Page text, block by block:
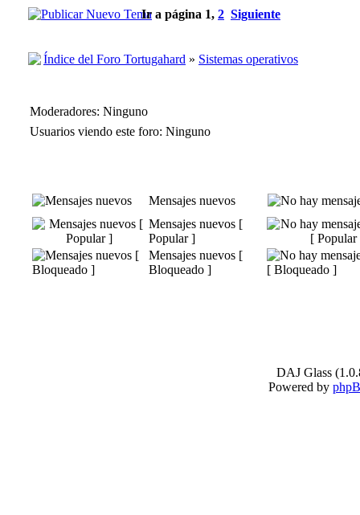
Ir a página 1, 2 Siguiente
Índice del Foro Tortugahard » Sistemas operativos
Moderadores: Ninguno
Usuarios viendo este foro: Ninguno
Mensajes nuevos
Mensajes nuevos [
Popular ]
Mensajes nuevos [
Bloqueado ]
DAJ Glass
Powered by